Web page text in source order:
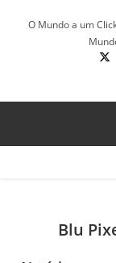
O Mundo a um
Blu